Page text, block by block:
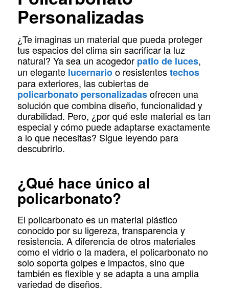
Personalizadas
¿Te imaginas un material que pueda proteger
tus espacios del clima sin sacrificar la luz
natural? Ya sea un acogedor patio de luces,
un elegante lucernarioo resistentestechos
para exteriores, las cubiertas de
policarbonato personalizadasofrecen una
solución que combina diseño, funcionalidad y
durabilidad. Pero, ¿por qué este material es tan
especial y cómo puede adaptarse exactamente
a lo que necesitas? Sigue leyendo para
descubrirlo.
¿Qué hace único al
policarbonato?
El policarbonato es un material plástico
conocido por su ligereza, transparencia y
resistencia. A diferencia de otros materiales
como el vidrio o la madera, el policarbonato no
solo soporta golpes e impactos, sino que
también es flexible y se adapta a una amplia
variedad de diseños.